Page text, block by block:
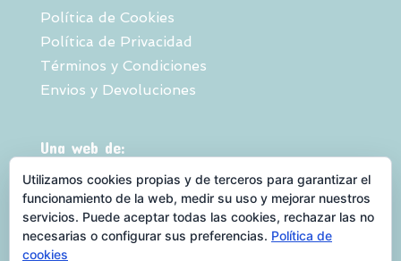
Política de Cookies
Política de Privacidad
Términos y Condiciones
Envios y Devoluciones
Una web de:
Utilizamos cookies propias y de terceros para garantizar el
funcionamiento de la web, medir su uso y mejorar nuestros
servicios. Puede aceptar todas las cookies, rechazar las no
necesarias o configurar sus preferencias. Política de
cookies